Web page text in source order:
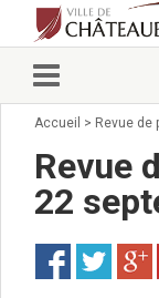
Vie
Services
Accueil > Revue de
Revue
22